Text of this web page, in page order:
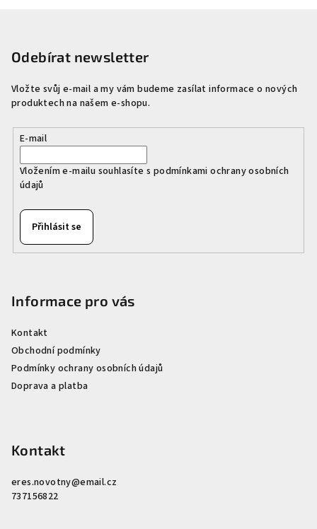
Odebírat newsletter
Vložte svůj e-mail a my vám budeme zasílat informace o nových
produktech na našem e-shopu.
E-mail
Vložením e-mailu souhlasíte s podmínkami ochrany osobních
údajů
Přihlásit se
Informace pro vás
Kontakt
Obchodní podmínky
Podmínky ochrany osobních údajů
Doprava a platba
Kontakt
eres.novotny@email.cz
737156822